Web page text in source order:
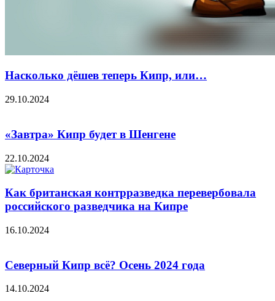
Насколько дёшев теперь Кипр, или…
29.10.2024
«Завтра» Кипр будет в Шенгене
22.10.2024
Как британская контрразведка перевербовала
российского разведчика на Кипре
16.10.2024
Северный Кипр всё? Осень 2024 года
14.10.2024